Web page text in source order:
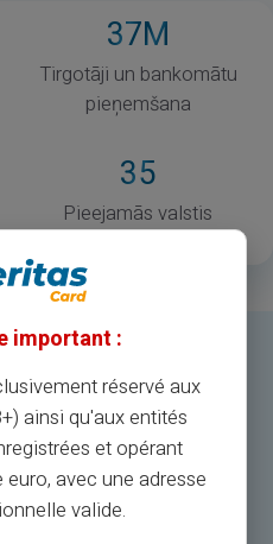
37M
Tirgotāji un bankomātu
pieņemšana
35
Pieejamās valstis
important :
réservé aux
ainsi qu'aux entités
et opérant
avec une adresse
valide.